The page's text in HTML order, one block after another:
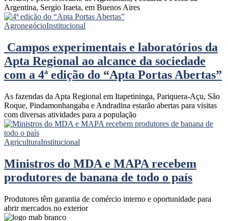
Argentina, Sergio Iraeta, em Buenos Aires
AgronegócioInstitucional
Campos experimentais e laboratórios da
Apta Regional ao alcance da sociedade
com a 4ª edição do “Apta Portas Abertas”
As fazendas da Apta Regional em Itapetininga, Pariquera-Açu, São
Roque, Pindamonhangaba e Andradina estarão abertas para visitas
com diversas atividades para a população
AgriculturaInstitucional
Ministros do MDA e MAPA recebem
produtores de banana de todo o país
Produtores têm garantia de comércio interno e oportunidade para
abrir mercados no exterior